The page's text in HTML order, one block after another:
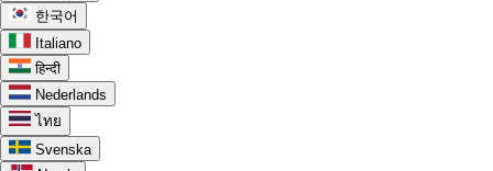
한국어
Italiano
हिन्दी
Nederlands
ไทย
Svenska